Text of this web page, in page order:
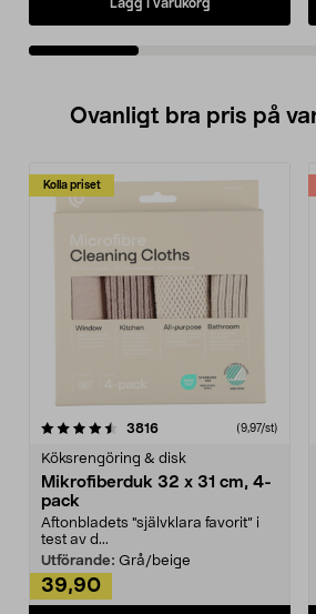
3 slippapper (60, 80 och 120)
separat.
Lägg i varukorg
Ovanligt bra pris på
Kolla priset
3816recensioner (9,97/st)
Köksrengöring & disk
Mikrofiberduk 32 x 31 cm, 4-
pack
Aftonbladets "självklara favorit” i
test av d...
Utförande: Grå/beige
39,90
4.0av 5 stjärnor